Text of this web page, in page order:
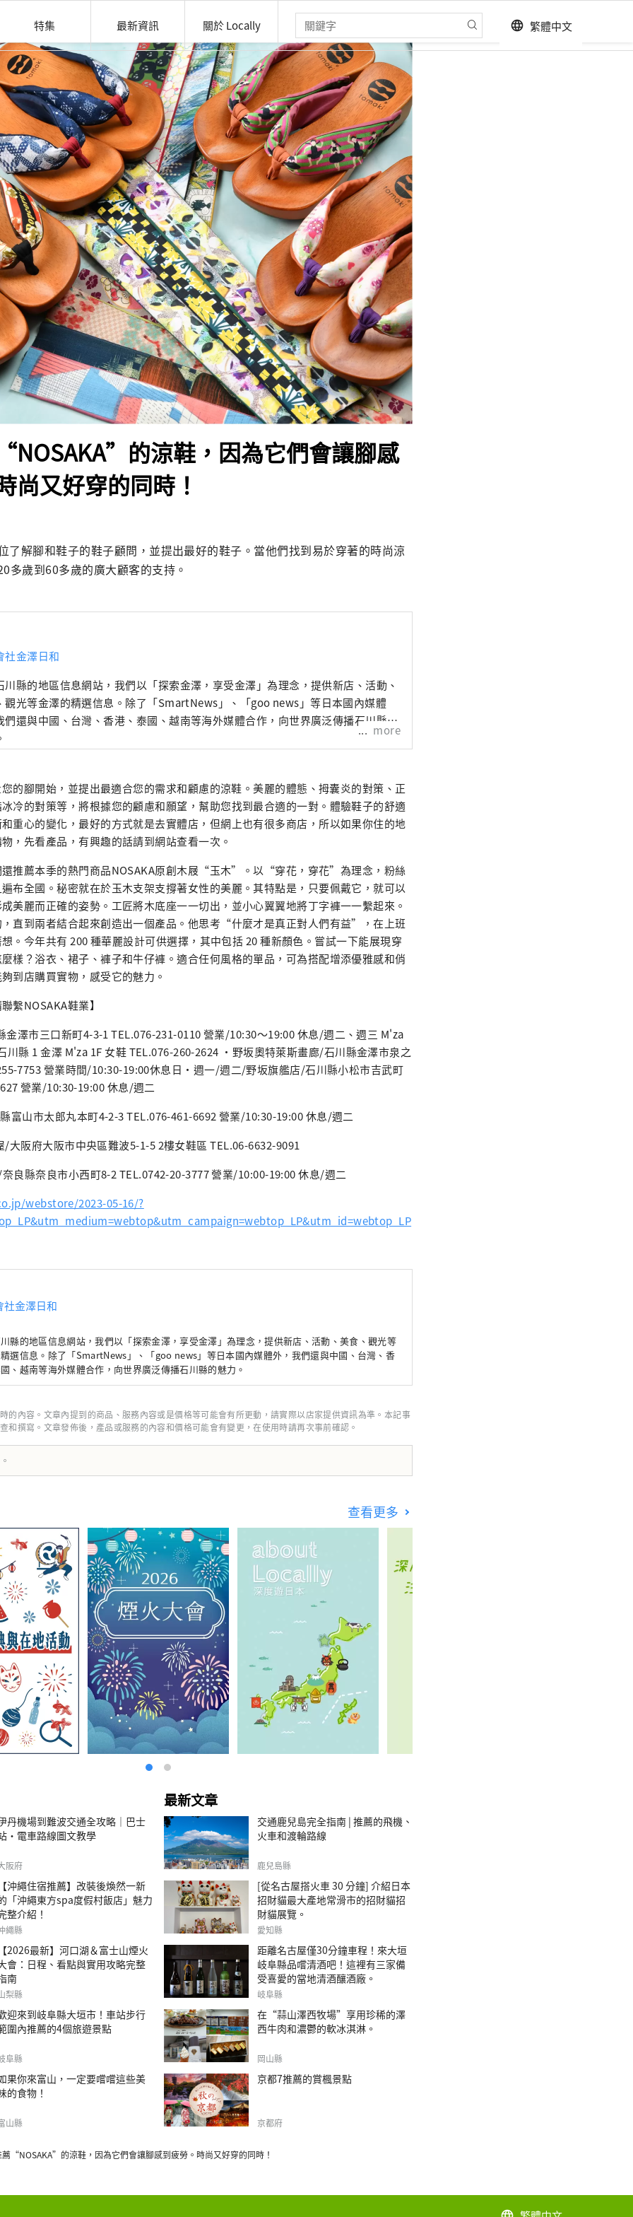
特集 最新資訊 關於 Locally language 繁體中文
的涼鞋，因為它們會讓腳感
尚又好穿的同時！
解腳和鞋子的鞋子顧問，並提出最好的鞋子。當他們找到易於穿著的時尚涼
多歲到60多歲的廣大顧客的支持。
社金澤日和
川縣的地區信息網站，我們以「探索金澤，享受金澤」為理念，提供新店、活動、
觀光等金澤的精選信息。除了「SmartNews」、「goo news」等日本國內媒體
們還與中國、台灣、香港、泰國、越南等海外媒體合作，向世界廣泛傳播石川縣的
more
的腳開始，並提出最適合您的需求和顧慮的涼鞋。美麗的體態、拇囊炎的對策、正
冷的對策等，將根據您的顧慮和願望，幫助您找到最合適的一對。體驗鞋子的舒適
重心的變化，最好的方式就是去實體店，但網上也有很多商店，所以如果你住的地
，先看產品，有興趣的話請到網站查看一次。
還推薦本季的熱門商品NOSAKA原創木屐“玉木”。以“穿花，穿花”為理念，粉絲
布全國。秘密就在於玉木支架支撐著女性的美麗。其特點是，只要佩戴它，就可以
美麗而正確的姿勢。工匠將木底座一一切出，並小心翼翼地將丁字褲一一繫起來。
直到兩者結合起來創造出一個產品。他思考“什麼才是真正對人們有益”，在上班
。今年共有 200 種華麗設計可供選擇，其中包括 20 種新顏色。嘗試一下能展現穿
樣？浴衣、裙子、褲子和牛仔褲。適合任何風格的單品，可為搭配增添優雅感和俏
到店購買實物，感受它的魅力。
繫NOSAKA鞋業】
澤市三口新町4-3-1 TEL.076-231-0110 營業/10:30〜19:00 休息/週二、週三 M'za
川縣 1 金澤 M'za 1F 女鞋 TEL.076-260-2624 ・野坂奧特萊斯畫廊/石川縣金澤市泉之
7753 營業時間/10:30-19:00休息日・週一/週二/野坂旗艦店/石川縣小松市吉武町
營業/10:30-19:00 休息/週二
山市太郎丸本町4-2-3 TEL.076-461-6692 營業/10:30-19:00 休息/週二
阪府大阪市中央區難波5-1-5 2樓女鞋區 TEL.06-6632-9091
良縣奈良市小西町8-2 TEL.0742-20-3777 營業/10:00-19:00 休息/週二
webstore/2023-05-16/?
社金澤日和
縣的地區信息網站，我們以「探索金澤，享受金澤」為理念，提供新店、活動、美食、觀光等
選信息。除了「SmartNews」、「goo news」等日本國內媒體外，我們還與中國、台灣、香
、越南等海外媒體合作，向世界廣泛傳播石川縣的魅力。
的內容。文章內提到的商品、服務內容或是價格等可能會有所更動，請實際以店家提供資訊為準。本記事
和撰寫。文章發佈後，產品或服務的內容和價格可能會有變更，在使用時請再次事前確認。
查看更多
丹機場到難波交通全攻略｜巴士
・電車路線圖文教學
阪府
沖繩住宿推薦】改裝後煥然一新
「沖繩東方spa度假村飯店」魅力
整介紹！
繩縣
2026最新】河口湖＆富士山煙火
會：日程、看點與實用攻略完整
南
梨縣
迎來到岐阜縣大垣市！車站步行
圍內推薦的4個旅遊景點
阜縣
果你來富山，一定要嚐嚐這些美
的食物！
山縣
最新文章
交通鹿兒島完全指南 | 推薦的飛機、
火車和渡輪路線
鹿兒島縣
[從名古屋搭火車 30 分鐘] 介紹日本
招財貓最大產地常滑市的招財貓招
財貓展覽。
愛知縣
距離名古屋僅30分鐘車程！來大垣
岐阜縣品嚐清酒吧！這裡有三家備
受喜愛的當地清酒釀酒廠。
岐阜縣
在“蒜山澤西牧場”享用珍稀的澤
西牛肉和濃鬱的軟冰淇淋。
岡山縣
京都7推薦的賞楓景點
京都府
“NOSAKA”的涼鞋，因為它們會讓腳感到疲勞。時尚又好穿的同時！